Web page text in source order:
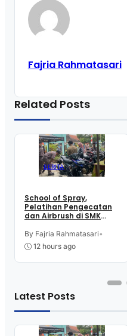
Fajria Rahmatasari
Related Posts
BERITA
School of Spray,
Pelatihan Pengecatan
dan Airbrush di SMK
Kutoarjo
By Fajria Rahmatasari•
12 hours ago
Latest Posts